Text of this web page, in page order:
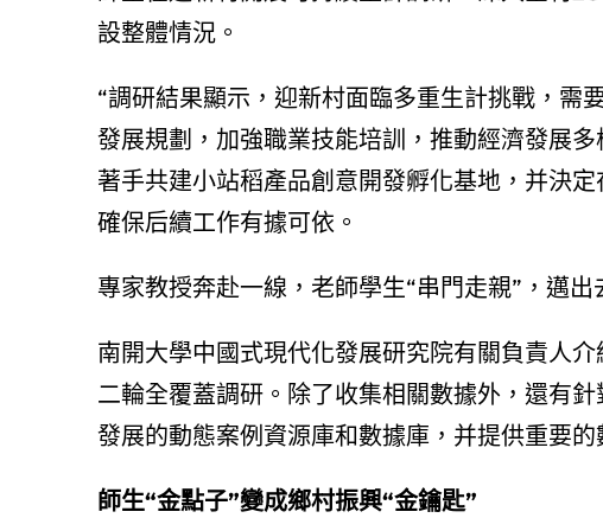
設整體情況。
“調研結果顯示，迎新村面臨多重生計挑戰，需
發展規劃，加強職業技能培訓，推動經濟發展
著手共建小站稻產品創意開發孵化基地，并決
確保后續工作有據可依。
專家教授奔赴一線，老師學生“串門走親”，邁
南開大學中國式現代化發展研究院有關負責人
二輪全覆蓋調研。除了收集相關數據外，還有
發展的動態案例資源庫和數據庫，并提供重要的
師生“金點子”變成鄉村振興“金鑰匙”